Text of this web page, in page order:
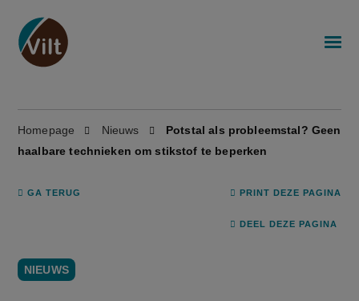
Homepage Nieuws
Potstal als probleemstal? Geen
haalbare technieken om stikstof te beperken
GA TERUG PRINT DEZE PAGINA
DEEL DEZE PAGINA
NIEUWS